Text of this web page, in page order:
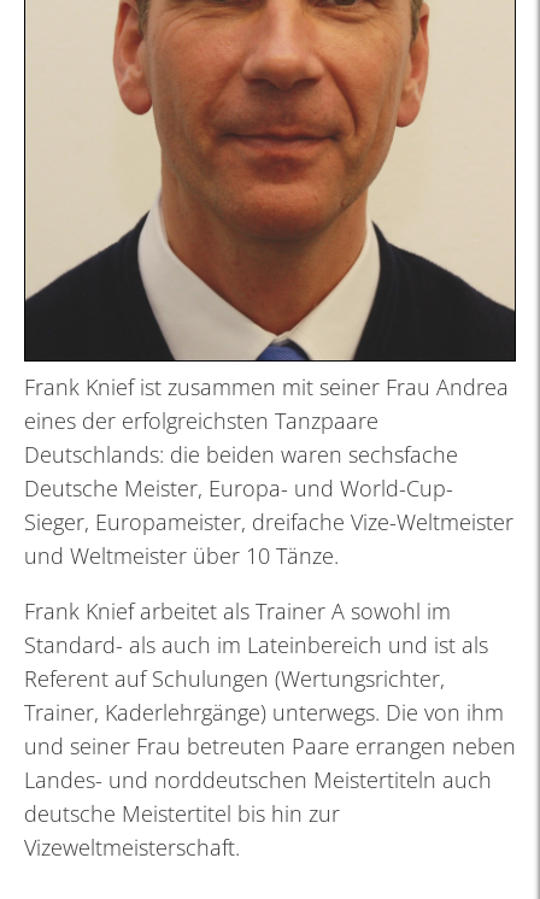
Frank Knief ist zusammen mit seiner Frau Andrea
eines der erfolgreichsten Tanzpaare
Deutschlands: die beiden waren sechsfache
Deutsche Meister, Europa- und World-Cup-
Sieger, Europameister, dreifache Vize-Weltmeister
und Weltmeister über 10 Tänze.
Frank Knief arbeitet als Trainer A sowohl im
Standard- als auch im Lateinbereich und ist als
Referent auf Schulungen (Wertungsrichter,
Trainer, Kaderlehrgänge) unterwegs. Die von ihm
und seiner Frau betreuten Paare errangen neben
Landes- und norddeutschen Meistertiteln auch
deutsche Meistertitel bis hin zur
Vizeweltmeisterschaft.